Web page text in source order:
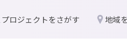
プロジェクトをさがす 地域